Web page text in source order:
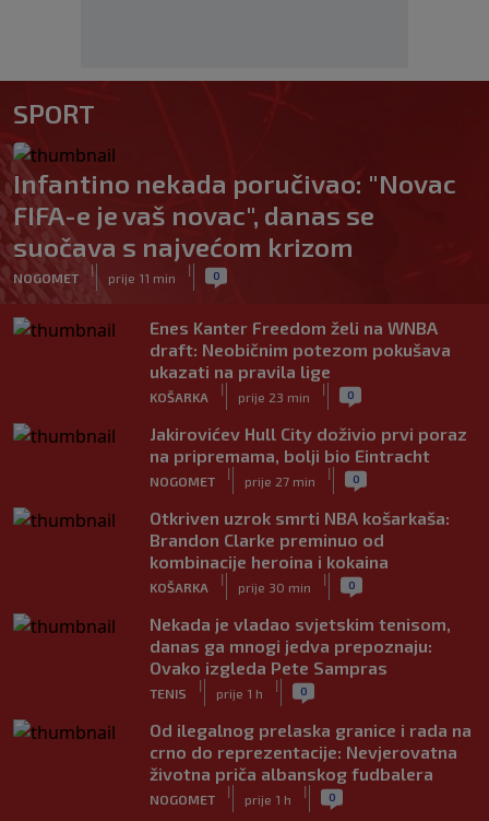
SPORT
Infantino nekada poručivao: "Novac
FIFA-e je vaš novac", danas se
suočava s najvećom krizom
NOGOMET
|
prije 11 min
| 0
Enes Kanter Freedom želi na WNBA
draft: Neobičnim potezom pokušava
ukazati na pravila lige
KOŠARKA
|
prije 23 min
| 0
Jakirovićev Hull City doživio prvi poraz
na pripremama, bolji bio Eintracht
NOGOMET
|
prije 27 min
| 0
Otkriven uzrok smrti NBA košarkaša:
Brandon Clarke preminuo od
kombinacije heroina i kokaina
KOŠARKA
|
prije 30 min
| 0
Nekada je vladao svjetskim tenisom,
danas ga mnogi jedva prepoznaju:
Ovako izgleda Pete Sampras
TENIS
|
prije 1 h
| 0
Od ilegalnog prelaska granice i rada na
crno do reprezentacije: Nevjerovatna
životna priča albanskog fudbalera
NOGOMET
|
prije 1 h
| 0